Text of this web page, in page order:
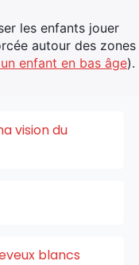
les enfants jouer
autour des zones
enfant en bas âge).
vision du
blancs